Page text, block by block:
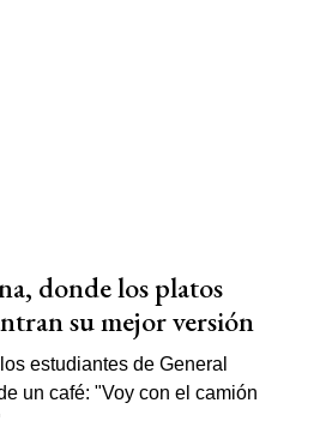
donde los platos
su mejor versión